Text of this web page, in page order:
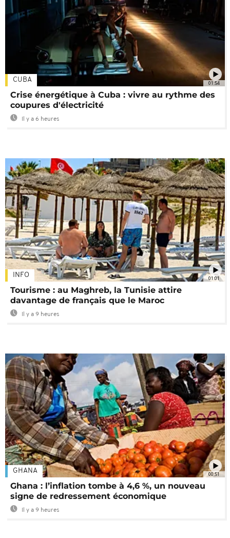
01:54
CUBA
Crise énergétique à Cuba : vivre au rythme des
coupures d'électricité
Il y a 6 heures
01:01
INFO
Tourisme : au Maghreb, la Tunisie attire
davantage de français que le Maroc
Il y a 9 heures
00:51
GHANA
Ghana : l’inflation tombe à 4,6 %, un nouveau
signe de redressement économique
Il y a 9 heures